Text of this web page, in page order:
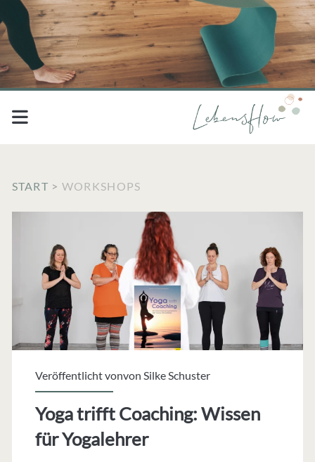
START > WORKSHOPS
Kategorie:
<span>Workshops</
Veröffentlicht vonvon Silke Schuster
Yoga trifft Coaching: Wissen
für Yogalehrer